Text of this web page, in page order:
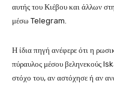
αυτής του Κιέβου και άλλων
μέσω Telegram.
Η ίδια πηγή ανέφερε ότι η
πύραυλος μέσου βεληνεκούς
στόχο του, αν αστόχησε ή αν